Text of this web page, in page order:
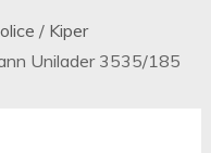
/ Kiper
Unilader 3535/185